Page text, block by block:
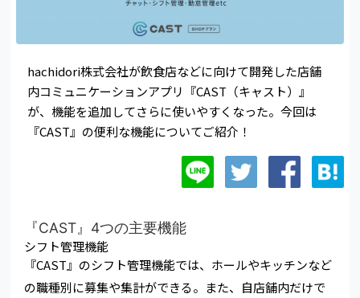
hachidori株式会社が飲食店などに向けて開発した店舗
内コミュニケーションアプリ『CAST（キャスト）』
が、機能を追加してさらに使いやすくなった。今回は
『CAST』の便利な機能についてご紹介！
『CAST』4つの主要機能
シフト管理機能
『CAST』のシフト管理機能では、ホールやキッチンなど
の職種別に募集や集計ができる。また、自店舗内だけで